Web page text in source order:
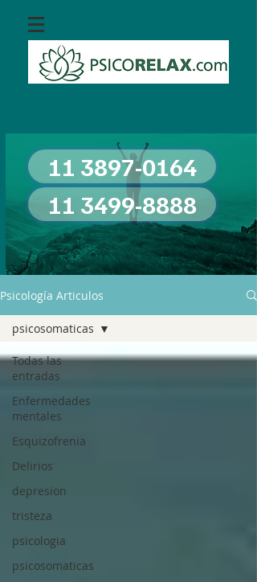
11 3897-0164
11 3499-8888
Psicología Articulos
Todas las
entradas
Enfermedades
mentales
Esquizofrenia
Delirios
depresion
tristeza
psicologia
psicosomaticas
psicosomaticas